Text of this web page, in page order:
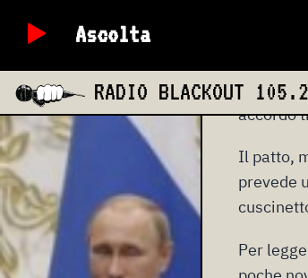
Ascolta
RADIO BLACKOUT
accordo
Il patto,
prevede
Per